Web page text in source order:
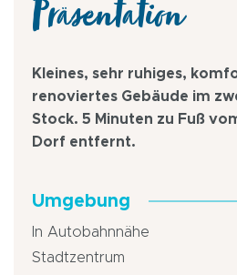
Präsentation
Kleines, sehr ruhiges,
renoviertes Gebäude im
Stock. 5 Minuten zu Fuß
Dorf entfernt.
Umgebung
In Autobahnnähe
Stadtzentrum